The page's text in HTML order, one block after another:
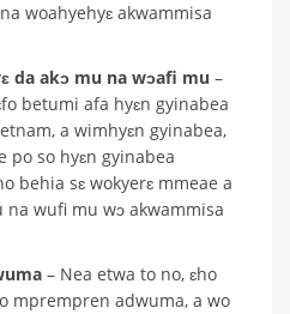
woahyehyɛ akwammisa
da akɔ mu na wɔafi mu –
betumi afa hyɛn gyinabea
a wimhyɛn gyinabea,
po so hyɛn gyinabea
behia sɛ wokyerɛ mmeae a
na wufi mu wɔ akwammisa
– Nea etwa to no, ɛho
mprempren adwuma, a wo